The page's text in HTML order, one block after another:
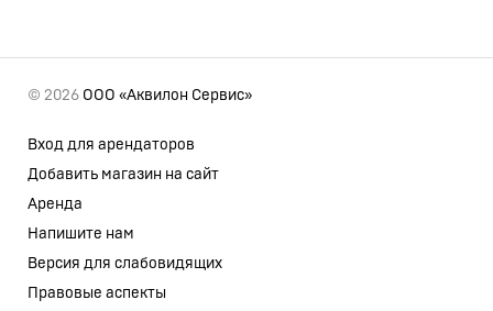
© 2026 ООО «Аквилон Сервис»
Вход для арендаторов
Добавить магазин на сайт
Аренда
Напишите нам
Версия для слабовидящих
Правовые аспекты